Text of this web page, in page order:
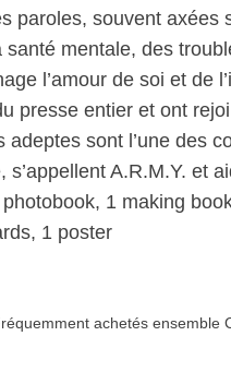
paroles, souvent axées
mentale, des
l’amour de soi et de
presse entier et ont
sont l’une des
s’appellent A.R.M.Y. et
1 making
1 poster
achetés ensemble